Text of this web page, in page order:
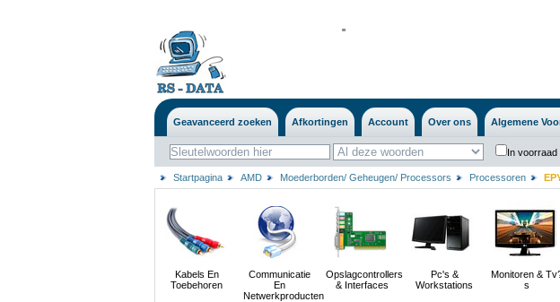
''
Geavanceerd zoeken Afkortingen Account Over ons Algemene
In voorraad
Startpagina AMD Moederborden/ Geheugen/ Processors Processoren
Kabels En
Toebehoren
Communicatie
En
Netwerkproducten
Opslagcontrollers
& Interfaces
Pc's &
Workstations
Monitoren &
s